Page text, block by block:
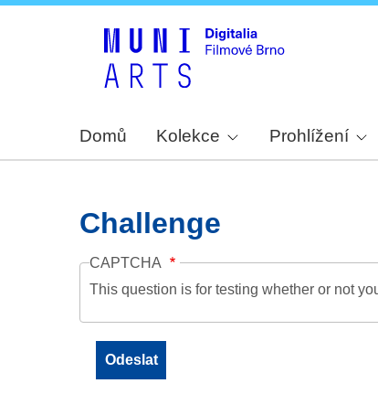
Domů Kolekce Prohlížení
Challenge
CAPTCHA
This question is for testing whether or not